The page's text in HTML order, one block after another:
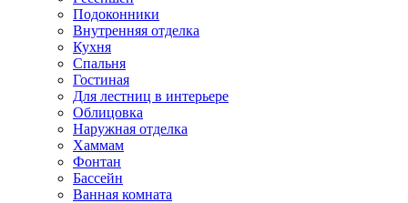
Подоконники
Внутренняя отделка
Кухня
Спальня
Гостиная
Для лестниц в интерьере
Облицовка
Наружная отделка
Хаммам
Фонтан
Бассейн
Ванная комната